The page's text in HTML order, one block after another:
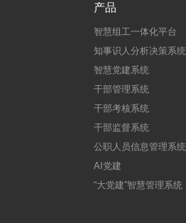
产品
智慧组工一体化平台
知事识人分析决策系统
智慧党建系统
干部管理系统
干部考核系统
干部监督系统
公职人员信息管理系统
AI党建
“大党建”智慧管理系统